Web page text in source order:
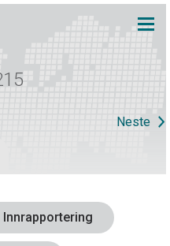
Neste
Innrapportering